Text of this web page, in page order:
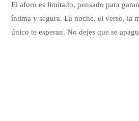
El aforo es limitado, pensado para
íntima y segura. La noche, el verso, la
único te esperan. No dejes que se